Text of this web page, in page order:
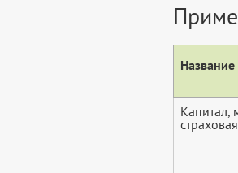
Капитал,